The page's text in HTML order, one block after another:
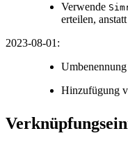
Verwende
erteilen, anstatt
2023-08-01:
Hinzufügung